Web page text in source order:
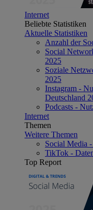
Internet
Beliebte Statistiken
Aktuelle Statistiken
Anzahl der
Social
2025
Soziale
2025
Instagram -
Deutschland
Podcasts -
Internet
Themen
Weitere Themen
Social Media
TikTok -
Top Report